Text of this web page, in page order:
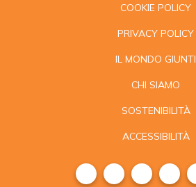
COOKIE POLICY
PRIVACY POLICY
IL MONDO GIUNTI
CHI SIAMO
SOSTENIBILITÀ
ACCESSIBILITÀ